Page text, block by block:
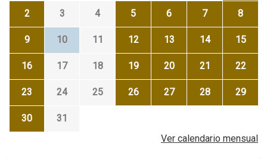
2 3 4 5 6 7 8
9 10 11 12 13 14 15
16 17 18 19 20 21 22
23 24 25 26 27 28 29
30
31
Ver calendario mensual